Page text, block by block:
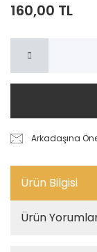
160,00 TL
Arkadaşına
Ürün Bilgisi
Ürün